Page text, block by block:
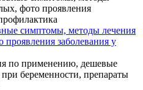
симптомы, методы лечения
проявления заболевания у